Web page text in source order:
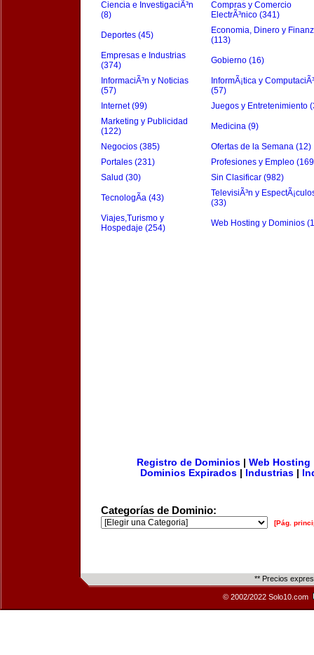
Ciencia e InvestigaciÃ³n
(8)
Compras y Comercio
ElectrÃ³nico (341)
Deportes (45)
Economia, Dinero y
(113)
Empresas e Industrias
(374)
Gobierno (16)
InformaciÃ³n y Noticias
(57)
InformÃ¡tica y
(57)
Internet (99)
Juegos y Entretenimiento
Marketing y Publicidad
(122)
Medicina (9)
Negocios (385)
Ofertas de la Semana (12)
Portales (231)
Profesiones y Empleo
Salud (30)
Sin Clasificar (982)
TecnologÃ­a (43)
TelevisiÃ³n y
(33)
Viajes,Turismo y
Hospedaje (254)
Web Hosting y Dominios
Registro de Dominios| Web Hosting
Dominios Expirados
Industrias
Categorías de Dominio:
[Pág.
** Precios
© 2002/2022 Solo10.com